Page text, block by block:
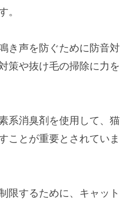
。
き声を防ぐために防音対
策や抜け毛の掃除に力を
系消臭剤を使用して、猫
ことが重要とされていま
限するために、キャット